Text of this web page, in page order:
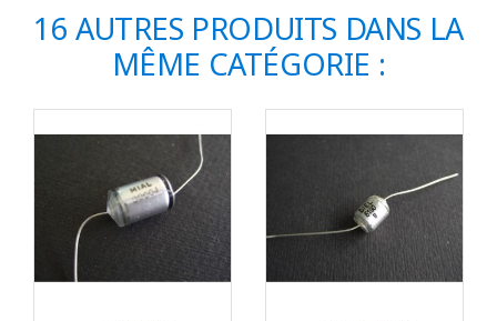
16 AUTRES PRODUITS DANS LA
MÊME CATÉGORIE :